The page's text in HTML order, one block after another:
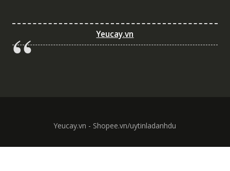
Yeucay.vn
Yeucay.vn - Shopee.vn/uytinladanhdu